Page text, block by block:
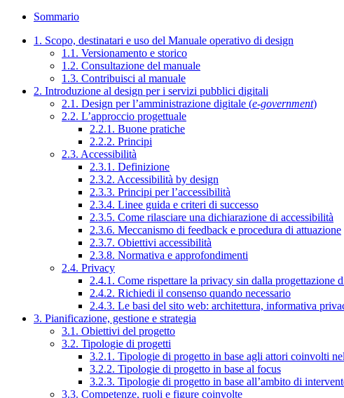
Sommario
1. Scopo, destinatari e uso del Manuale operativo di design
1.1. Versionamento e storico
1.2. Consultazione del manuale
1.3. Contribuisci al manuale
2. Introduzione al design per i servizi pubblici digitali
2.1. Design per l’amministrazione digitale (e-government)
2.2. L’approccio progettuale
2.2.1. Buone pratiche
2.2.2. Principi
2.3. Accessibilità
2.3.1. Definizione
2.3.2. Accessibilità by design
2.3.3. Principi per l’accessibilità
2.3.4. Linee guida e criteri di successo
2.3.5. Come rilasciare una dichiarazione di accessibilità
2.3.6. Meccanismo di feedback e procedura di attuazione
2.3.7. Obiettivi accessibilità
2.3.8. Normativa e approfondimenti
2.4. Privacy
2.4.1. Come rispettare la privacy sin dalla progettazione
2.4.2. Richiedi il consenso quando necessario
2.4.3. Le basi del sito web: architettura, informativa
3. Pianificazione, gestione e strategia
3.1. Obiettivi del progetto
3.2. Tipologie di progetti
3.2.1. Tipologie di progetto in base agli attori coinvolti
3.2.2. Tipologie di progetto in base al focus
3.2.3. Tipologie di progetto in base all’ambito di
3.3. Competenze, ruoli e figure coinvolte